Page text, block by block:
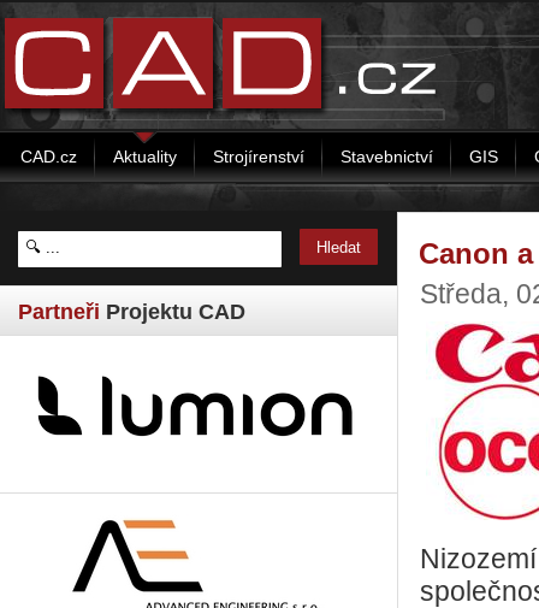
CAD.cz Aktuality Strojírenství Stavebnictví GIS
Partneři Projektu CAD
Canon
Středa,